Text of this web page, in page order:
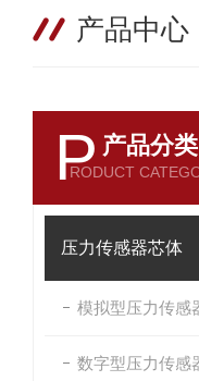
产品中心
P 产品分类
RODUCT
压力传感器芯体
模拟型压力传感
数字型压力传感